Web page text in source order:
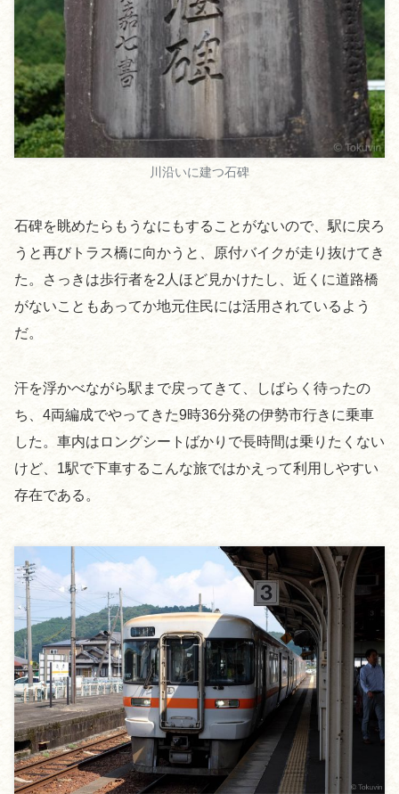
川沿いに建つ石碑
石碑を眺めたらもうなにもすることがないので、駅に戻ろ
うと再びトラス橋に向かうと、原付バイクが走り抜けてき
た。さっきは歩行者を2人ほど見かけたし、近くに道路橋
がないこともあってか地元住民には活用されているよう
だ。
汗を浮かべながら駅まで戻ってきて、しばらく待ったの
ち、4両編成でやってきた9時36分発の伊勢市行きに乗車
した。車内はロングシートばかりで長時間は乗りたくない
けど、1駅で下車するこんな旅ではかえって利用しやすい
存在である。